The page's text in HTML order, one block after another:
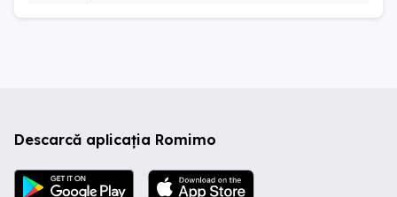
Descarcă aplicația Romimo